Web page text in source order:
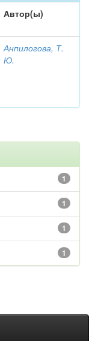
Автор(ы)
Анпилогова, Т.
Ю.
1
1
1
1